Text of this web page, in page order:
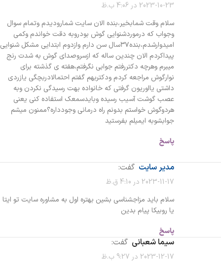
2023-10-23 در 4:06 ب.ظ
سلام وقت شمابخیر،بنده الان سایت شمارودیدم وتمام سوال
وجواب که درموردشنوایی گوش بودروبه دقت خواندم وکمی
امیدوارشدم،بنده۳۷سال سن دارم وازدوم ابتدایی مشکل شنوایی
پیداکردم الان چندین ساله که ازسروصدای گوش به شدت رنج
میبرم وهرچه دکتررفتم جوابی نگرفتم،هفته ی گذشته برای
نوارگوش مراجعه کردم ودکتربهم گفتم احتمالادربچگی یازردی
داشتی یااوریون گرفتی که خانواده بهت رسیدگی نکردن وبه
عصب گوشت آسیب رسیده وبایدسمعک استفاده کنی یعنی
هردوگوش خواستم بدونم راه درمانی وجودداره؟ممنون میشم
جوابشوبه ایمیلم بفرستید
پاسخ
مدیر سایت گفت:
2023-11-17 در 4:10 ق.ظ
سلام باید مزاجشناسی بشین بهتره اول به مشاوره سایت تو ایتا
یا روبیکا پیام بدین
پاسخ
سیما شعبانی گفت:
2023-12-17 در 9:27 ب.ظ